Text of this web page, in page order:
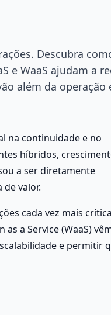
Descubra
e WaaS ajudam a
além da operação
na continuidade e no
híbridos,
a ser diretamente
valor.
cada vez mais
a Service (WaaS)
e permitir